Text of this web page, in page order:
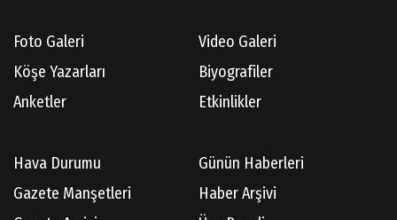
Foto Galeri
Video Galeri
Köşe Yazarları
Biyografiler
Anketler
Etkinlikler
Hava Durumu
Günün Haberleri
Gazete Manşetleri
Haber Arşivi